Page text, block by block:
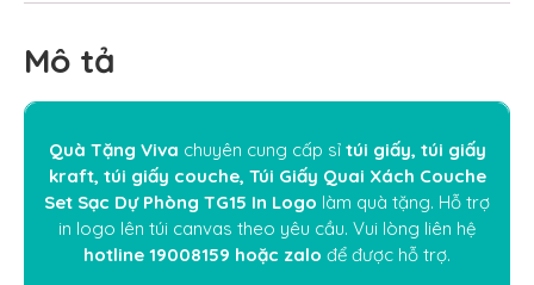
Mô tả
Quà Tặng Viva chuyên cung cấp sỉtúi giấy, túi giấy
kraft, túi giấy couche, Túi Giấy Quai Xách Couche
Set Sạc Dự Phòng TG15 In Logo làm quà tặng. Hỗ trợ
in logo lên túi canvas theo yêu cầu. Vui lòng liên hệ
hotline 19008159 hoặc zalo để được hỗ trợ.